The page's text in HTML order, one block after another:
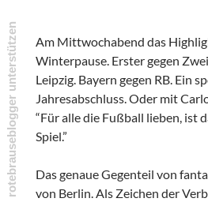
Am Mittwochabend das
Winterpause. Erster gegen
Leipzig. Bayern gegen RB. Ein
Jahresabschluss. Oder mit
“Für alle die Fußball lieben, ist
Spiel.”
Das genaue Gegenteil von
von Berlin. Als Zeichen der
rotebrauseblogger unterstützen